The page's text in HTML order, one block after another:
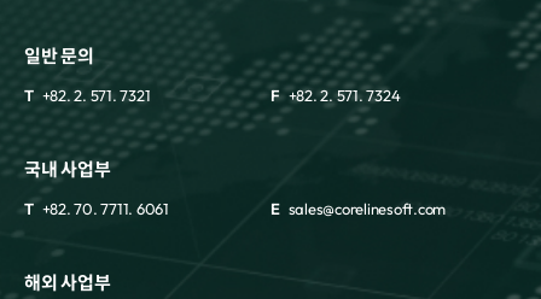
일반 문의
T +82. 2. 571. 7321 F +82. 2. 571. 7324
국내 사업부
T +82. 70. 7711. 6061 E sales@corelinesoft.com
해외 사업부